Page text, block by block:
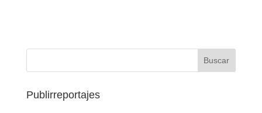
Publirreportajes